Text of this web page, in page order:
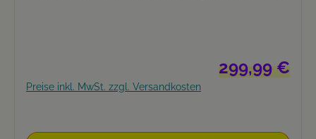
Regulärer Preis:
299,99 €
Preise inkl. MwSt. zzgl. Versandkosten